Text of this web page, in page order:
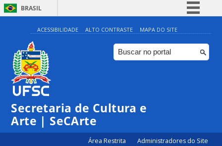
BRASIL
Simplifique!
Comunica BR
Participe
ACESSIBILIDADE ALTO CONTRASTE MAPA DO SITE
Secretaria de Cultura e
Arte | SeCArte
Área Restrita Administradores do Site